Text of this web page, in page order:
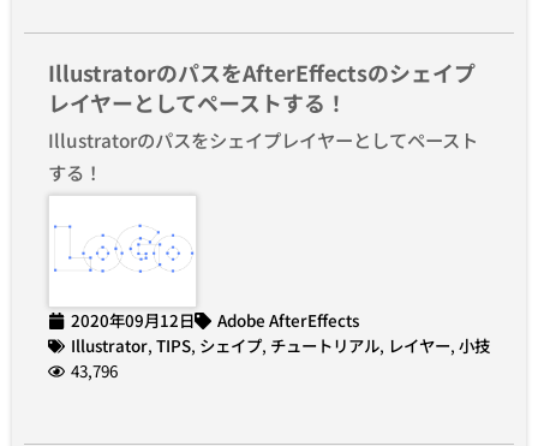
IllustratorのパスをAfterEffectsのシェイプ
レイヤーとしてペーストする！
Illustratorのパスをシェイプレイヤーとしてペースト
する！
2020年09月12日
Adobe AfterEffects
Illustrator, TIPS, シェイプ, チュートリアル, レイヤー, 小技
43,796